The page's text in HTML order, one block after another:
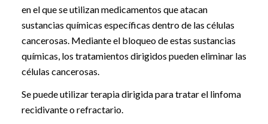
en el que se utilizan medicamentos que atacan
sustancias químicas específicas dentro de las células
cancerosas. Mediante el bloqueo de estas sustancias
químicas, los tratamientos dirigidos pueden eliminar las
células cancerosas.
Se puede utilizar terapia dirigida para tratar el linfoma
recidivante o refractario.